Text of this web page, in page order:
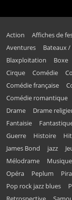
Action Affiches de
Aventures
Bateaux
Blaxploitation
Boxe
Cirque
Comédie
Comédie française
Comédie romantique
Drame
Drame
Fantaisie
Guerre
Histoire
James Bond
jazz
Mélodrame
Musique
Opéra
Peplum
Pop rock jazz blues